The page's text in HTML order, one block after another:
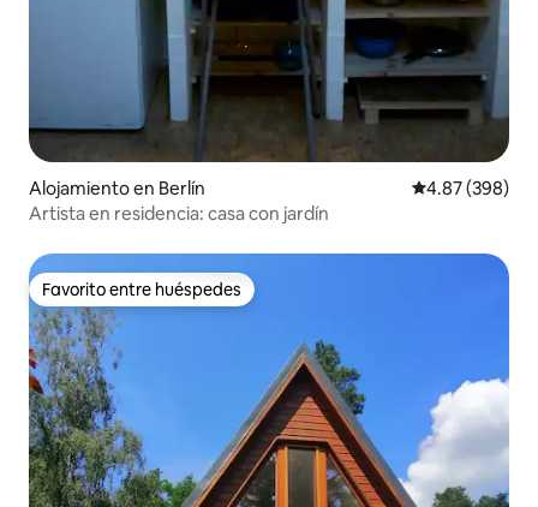
Alojamiento en Berlín Calificación
4.87 (398)
Artista en residencia: casa con jardín
Favorito entre huéspedes
Favorito entre huéspedes